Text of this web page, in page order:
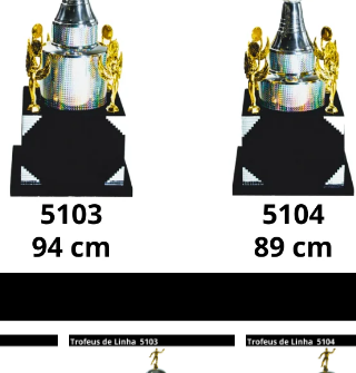
CATEGORIAS
Troféus
Troféus Personalisaveis
Troféus Premium